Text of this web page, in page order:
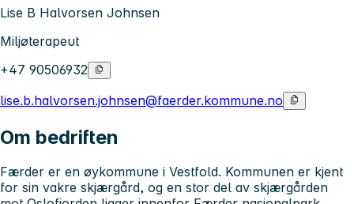
Lise B Halvorsen Johnsen
Miljøterapeut
+47 90506932
lise.b.halvorsen.johnsen@faerder.kommune.no
Om bedriften
Færder er en øykommune i Vestfold. Kommunen er kjent
for sin vakre skjærgård, og en stor del av skjærgården